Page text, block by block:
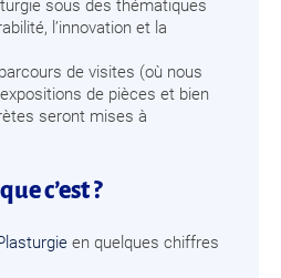
sous des thématiques
l’innovation et la
de visites (où nous
de pièces et bien
seront mises à
c’est ?
en quelques chiffres